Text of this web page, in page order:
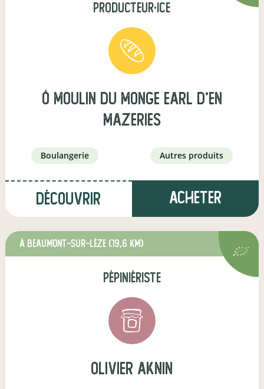
producteur·ice
ô Moulin du Monge earl d'en
mazeries
boulangerie autres produits
Découvrir Acheter
à Beaumont-sur-Lèze (19,6 km)
pépiniériste
olivier aknin